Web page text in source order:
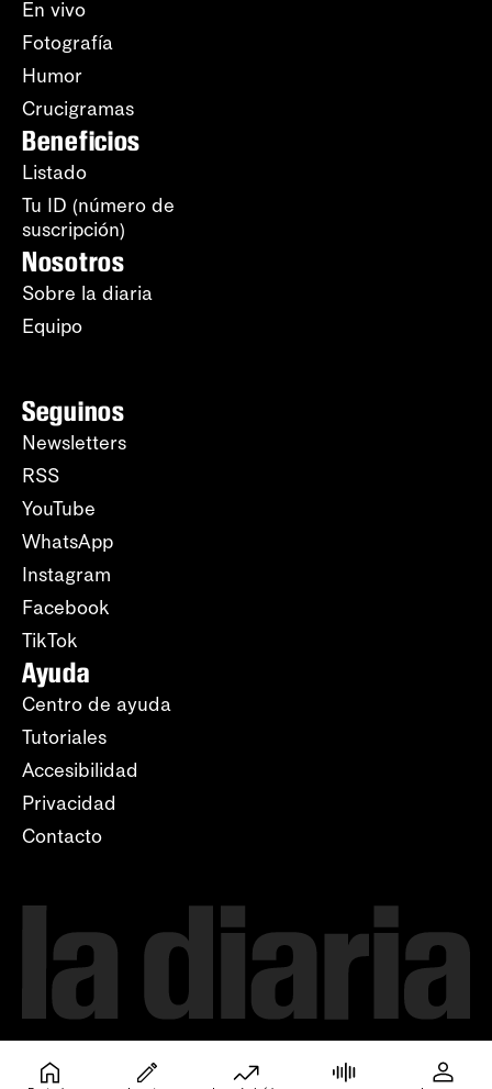
En vivo
Fotografía
Humor
Crucigramas
Beneficios
Listado
Tu ID (número de
suscripción)
Nosotros
Sobre la diaria
Equipo
Seguinos
Newsletters
RSS
YouTube
WhatsApp
Instagram
Facebook
TikTok
Ayuda
Centro de ayuda
Tutoriales
Accesibilidad
Privacidad
Contacto